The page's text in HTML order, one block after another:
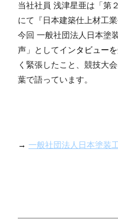
当社社員 浅津星亜は「第
にて『日本建築仕上材工
今回 一般社団法人日本塗
声」としてインタビューを
く緊張したこと、競技大
葉で語っています。
→ 一般社団法人日本塗装